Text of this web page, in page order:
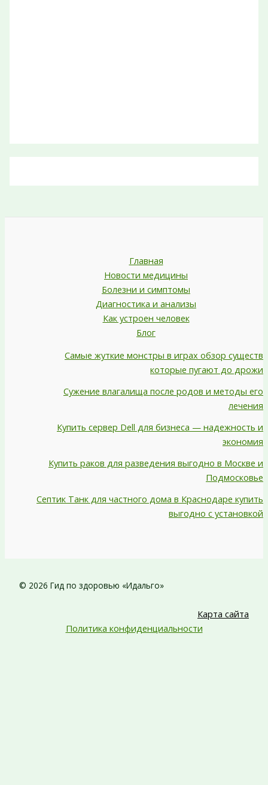
Главная
Новости медицины
Болезни и симптомы
Диагностика и анализы
Как устроен человек
Блог
Самые жуткие монстры в играх обзор существ
которые пугают до дрожи
Сужение влагалища после родов и методы его
лечения
Купить сервер Dell для бизнеса — надежность и
экономия
Купить раков для разведения выгодно в Москве и
Подмосковье
Септик Танк для частного дома в Краснодаре купить
выгодно с установкой
© 2026 Гид по здоровью «Идальго»
Карта сайта
Политика конфиденциальности